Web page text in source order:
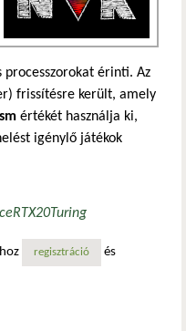
processzorokat érinti. Az
frissítésre került, amely
értékét használja ki,
igénylő játékok
RTX20Turing
az nvidia geforce
regisztráció és